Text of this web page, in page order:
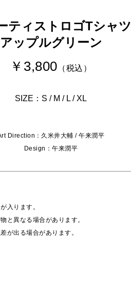
ティストロゴTシャツ
アップルグリーン
￥3,800 （税込）
SIZE：S / M / L / XL
Direction：久米井大輔 / 午来潤平
Design：午来潤平
入ります。
と異なる場合があります。
が出る場合があります。